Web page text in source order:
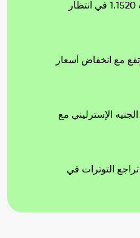
مع انخفاض أسعار
الإسترليني مع
التوترات في